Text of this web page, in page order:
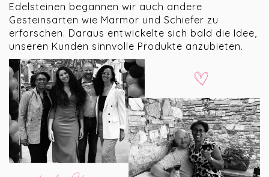
Edelsteinen begannen wir auch andere
Gesteinsarten wie Marmor und Schiefer zu
erforschen. Daraus entwickelte sich bald die Idee,
unseren Kunden sinnvolle Produkte anzubieten.